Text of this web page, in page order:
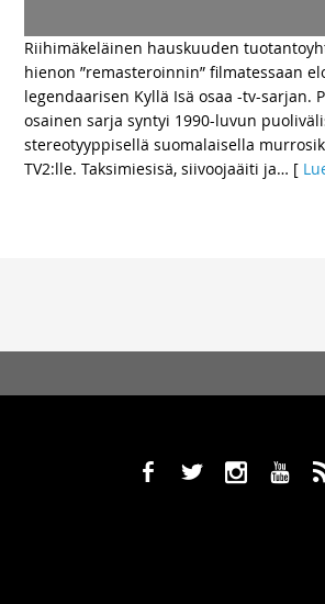
Riihimäkeläinen hauskuuden
hienon ”remasteroinnin” filmatessaan
legendaarisen Kyllä Isä osaa -tv-sarjan.
osainen sarja syntyi 1990-luvun
stereotyyppisellä suomalaisella
TV2:lle. Taksimiesisä, siivoojaäiti ja… [
b a x r